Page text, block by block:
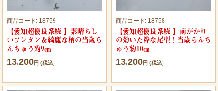
商品コード: 18759
【愛知超優良系統 】素晴らし
いフンタン＆綺麗な柄の当歳ら
んちゅう約9㎝
13,200円 (税込)
商品コード: 18758
【愛知超優良系統 】前がかり
の効いた粋な尾型！当歳らんち
ゅう約10㎝
13,200円 (税込)